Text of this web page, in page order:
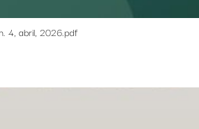
4, abril, 2026.pdf